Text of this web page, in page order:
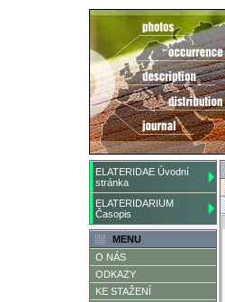
ELATERIDAE Úvodní
stránka
ELATERIDARIUM
Časopis
MENU
O NÁS
ODKAZY
KE STAŽENÍ